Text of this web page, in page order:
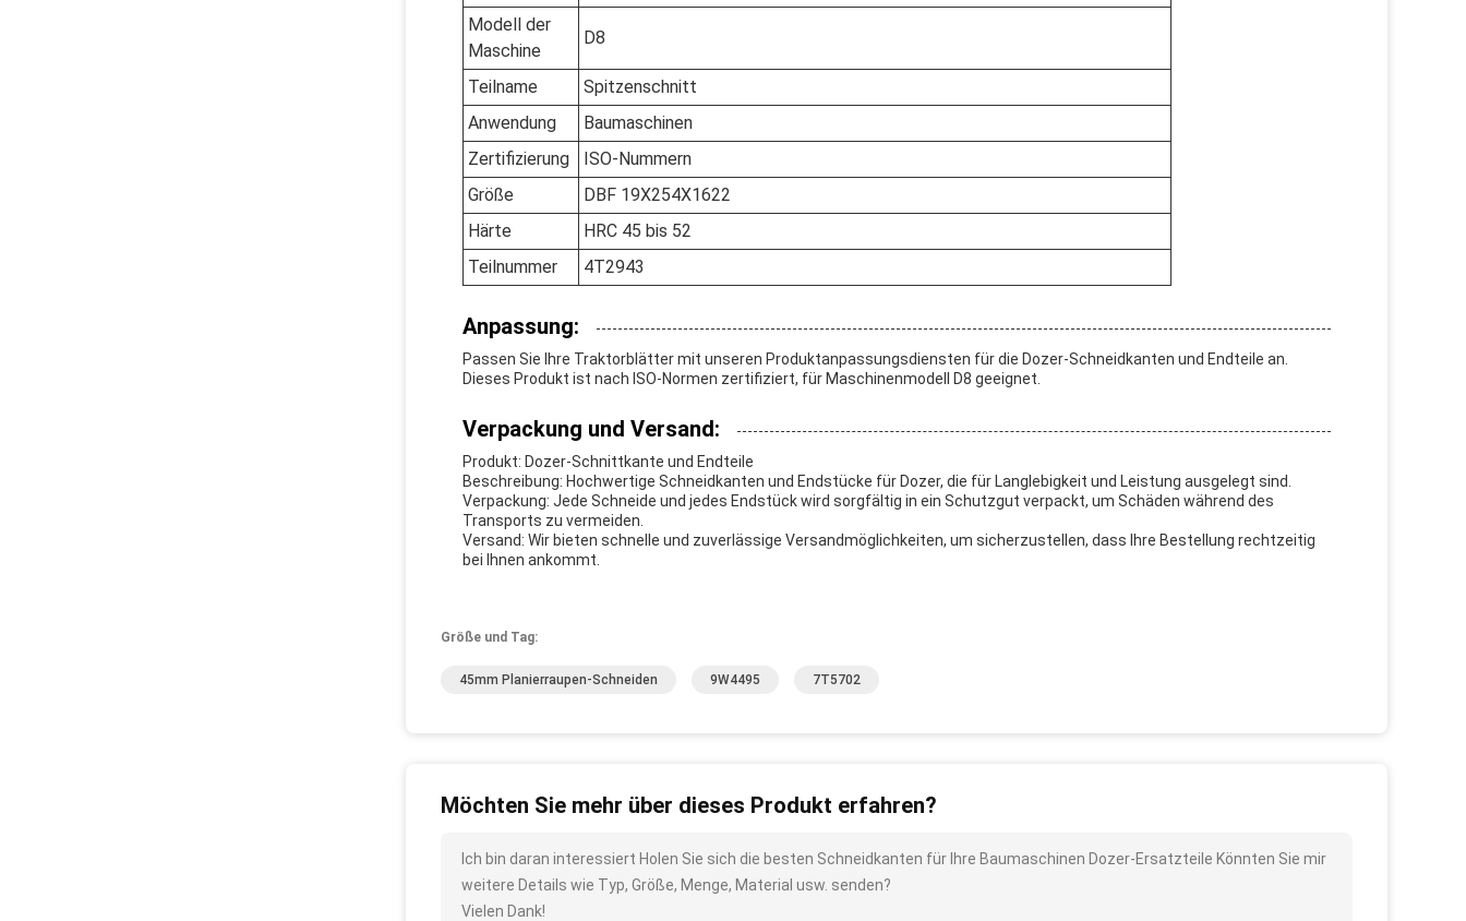
Modell der
Maschine
D8
Teilname
Spitzenschnitt
Anwendung
Baumaschinen
Zertifizierung
ISO-Nummern
Größe
DBF 19X254X1622
Härte
HRC 45 bis 52
Teilnummer
4T2943
Anpassung:
Passen Sie Ihre Traktorblätter mit unseren Produktanpassungsdiensten für die Dozer-Schneidkanten und Endteile an.
Dieses Produkt ist nach ISO-Normen zertifiziert, für Maschinenmodell D8 geeignet.
Verpackung und Versand:
Produkt: Dozer-Schnittkante und Endteile
Beschreibung: Hochwertige Schneidkanten und Endstücke für Dozer, die für Langlebigkeit und Leistung ausgelegt sind.
Verpackung: Jede Schneide und jedes Endstück wird sorgfältig in ein Schutzgut verpackt, um Schäden während des
Transports zu vermeiden.
Versand: Wir bieten schnelle und zuverlässige Versandmöglichkeiten, um sicherzustellen, dass Ihre Bestellung rechtzeitig
bei Ihnen ankommt.
Größe und Tag:
45mm Planierraupen-Schneiden 9W4495 7T5702
Möchten Sie mehr über dieses Produkt erfahren?
Ich bin daran interessiert Holen Sie sich die besten Schneidkanten für Ihre Baumaschinen Dozer-Ersatzteile Könnten Sie mir
weitere Details wie Typ, Größe, Menge, Material usw. senden?
Vielen Dank!